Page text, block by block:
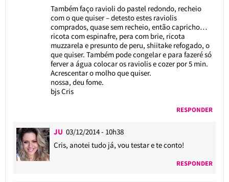
Também faço ravioli do pastel redondo, recheio
com o que quiser – detesto estes raviolis
comprados, quase sem recheio, então capricho…
ricota com espinafre, pera com brie, ricota
muzzarela e presunto de peru, shiitake refogado, o
que quiser. Também pode congelar e para fazeré só
ferver a água colocar os raviolis e cozer por 5 min.
Acrescentar o molho que quiser.
nossa, deu fome.
bjs Cris
RESPONDER
JU 03/12/2014 - 10h38
Cris, anotei tudo já, vou testar e te conto!
RESPONDER